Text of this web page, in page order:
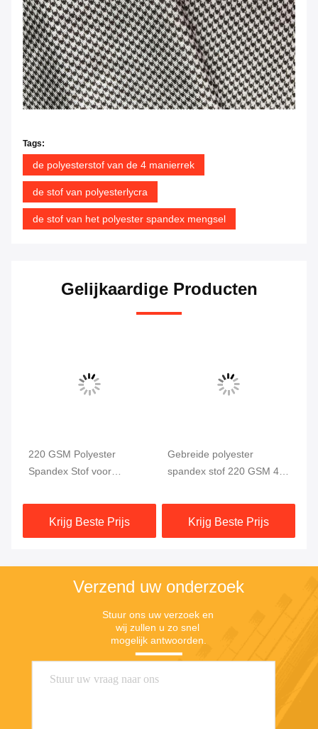
Tags:
de polyesterstof van de 4 manierrek
de stof van polyesterlycra
de stof van het polyester spandex mengsel
Gelijkaardige Producten
220 GSM Polyester
Spandex Stof voor
Sportkleding
Krijg Beste Prijs
Gebreide polyester
spandex stof 220 GSM 4-
Krijg Beste Prijs
Verzend uw onderzoek
Stuur ons uw verzoek en
wij zullen u zo snel
mogelijk antwoorden.